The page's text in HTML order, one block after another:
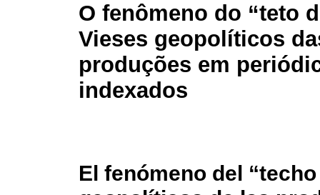
O fenômeno do “teto
Vieses geopolíticos
produções em
indexados
El fenómeno del